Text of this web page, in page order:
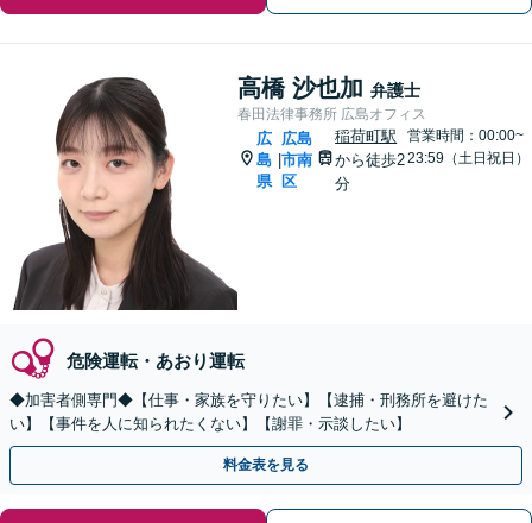
高橋 沙也加 弁護士
春田法律事務所 広島オフィス
広
島
県
広島
市南
区
稲荷町駅
から徒歩2
分
営業時間：00:00~
23:59（土日祝日）
危険運転・あおり運転
◆加害者側専門◆【仕事・家族を守りたい】【逮捕・刑務所を避けた
い】【事件を人に知られたくない】【謝罪・示談したい】
料金表を見る